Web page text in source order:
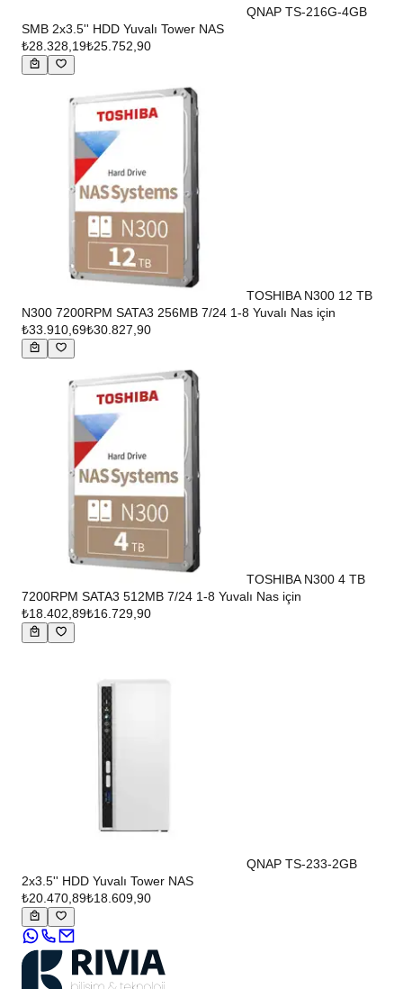
QNAP TS-216G-4GB
SMB 2x3.5'' HDD Yuvalı Tower NAS
₺28.328,19₺25.752,90
TOSHIBA N300 12 TB
N300 7200RPM SATA3 256MB 7/24 1-8 Yuvalı Nas için
₺33.910,69₺30.827,90
TOSHIBA N300 4 TB
7200RPM SATA3 512MB 7/24 1-8 Yuvalı Nas için
₺18.402,89₺16.729,90
QNAP TS-233-2GB
2x3.5'' HDD Yuvalı Tower NAS
₺20.470,89₺18.609,90